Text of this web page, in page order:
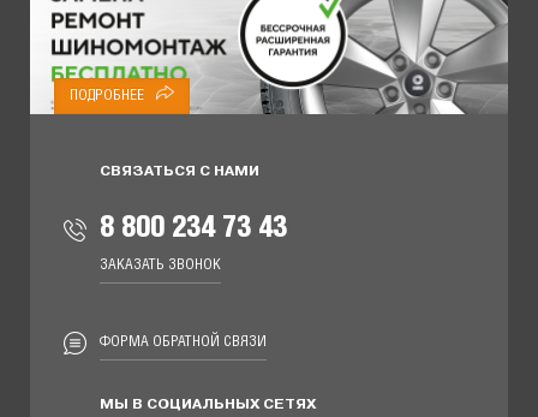
ПОДРОБНЕЕ
СВЯЗАТЬСЯ С НАМИ
8 800 234 73 43
ЗАКАЗАТЬ ЗВОНОК
ФОРМА ОБРАТНОЙ СВЯЗИ
МЫ В СОЦИАЛЬНЫХ СЕТЯХ